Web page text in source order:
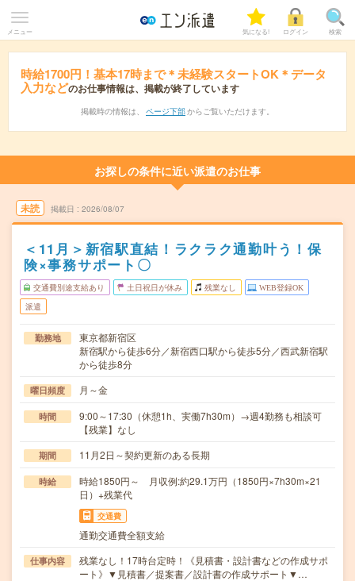
メニュー 気になる! ログイン 検索
時給1700円！基本17時まで＊未経験スタートOK＊データ
入力などのお仕事情報は、掲載が終了しています
掲載時の情報は、 ページ下部 からご覧いただけます。
お探しの条件に近い派遣のお仕事
未読 掲載日 2026/08/07
＜11月＞新宿駅直結！ラクラク通勤叶う！保
険×事務サポート〇
交通費別途支給あり 土日祝日が休み 残業なし WEB登録OK
派遣
勤務地
東京都新宿区
新宿駅から徒歩6分／新宿西口駅から徒歩5分／西武新宿駅
から徒歩8分
曜日頻度 月～金
時間
9:00～17:30（休憩1h、実働7h30m）→週4勤務も相談可
【残業】なし
期間 11月2日～契約更新のある長期
時給
時給1850円～ 月収例:約29.1万円（1850円×7h30m×21
日）+残業代
交通費
通勤交通費全額支給
仕事内容
残業なし！17時台定時！《見積書・設計書などの作成サポ
ート》▼見積書／提案書／設計書の作成サポート▼…